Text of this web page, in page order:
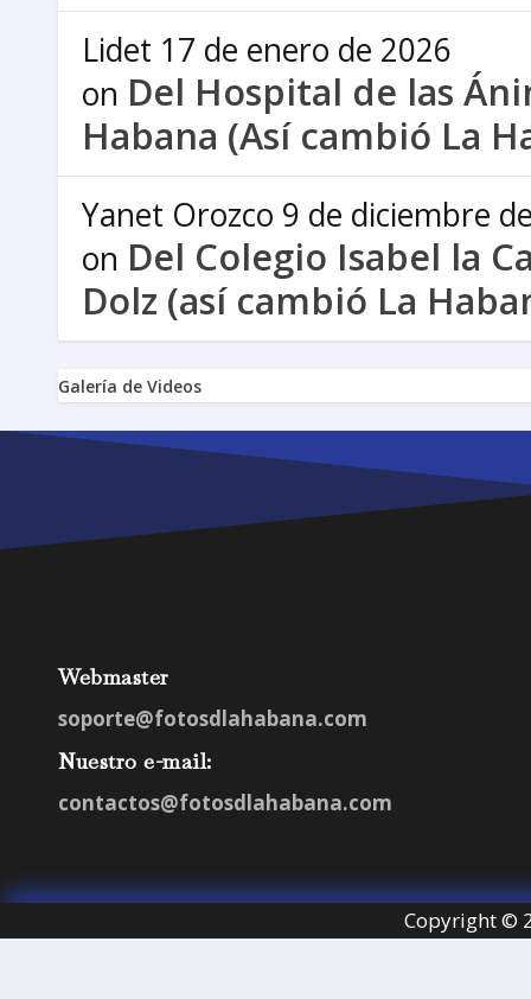
Lidet 17 de enero de 2026
on Del Hospital de las
Habana (Así cambió La
Yanet Orozco 9 de diciembre
on Del Colegio Isabel la
Dolz (así cambió La
Galería de Videos
Webmaster
soporte@fotosdlahabana.com
Nuestro e-mail:
contactos@fotosdlahabana.com
Copyright ©